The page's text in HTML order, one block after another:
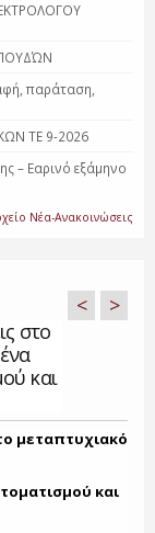
παράταση,
ΤΕ 9-2026
– Εαρινό εξάμηνο
Νέα-Ανακοινώσεις
στο
και
< >
μεταπτυχιακό
και